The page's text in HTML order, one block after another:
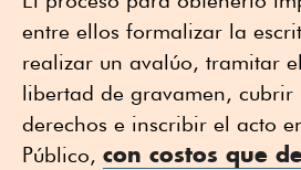
entre ellos formalizar la
realizar un avalúo, tramitar
libertad de gravamen, cubrir
derechos e inscribir el acto
Público, con costos que